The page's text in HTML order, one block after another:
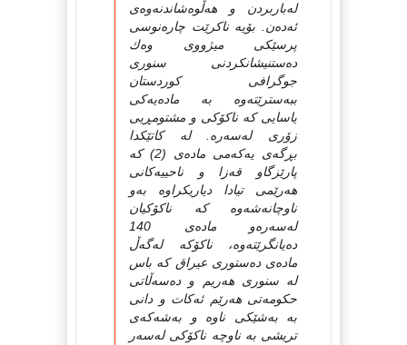
له‌باربردن و هه‌ڵوه‌شاندنه‌وه‌ی
ئه‌ده‌ن. بۆیه‌ ناكرێت چاره‌نوسی
پرسێكی میژووی وه‌ك
ده‌ستنیشانكردنی سنوری
جوگرافی كوردستان
ببه‌سترێته‌وه‌ به‌ ماده‌یه‌كی
یاسایی كه‌ ناكۆكی و مشتومڕیی
زۆری له‌سه‌ره‌. له‌ كاتێكدا
بڕگه‌ی یه‌كه‌می ماده‌ی (2) كه‌
پارێزگاو قه‌زا و ناحییه‌كانی
هه‌رێمی تیادا دیاریكراوه‌ به‌و
ناوچانه‌شه‌وه‌ كه‌ ناكۆكیان
له‌سه‌ره‌و ماده‌ی 140
ده‌یانگرێته‌وه‌، ناكۆكه‌ له‌گه‌ڵ
ماده‌ی ده‌ستوری عیراق كه‌ باس
له‌ سنوری هه‌ریم و ده‌سه‌ڵاتی
حكومه‌تی هه‌رێم ئه‌كات و دانی
به‌ به‌شێكی ناوه‌ و به‌شه‌كه‌ی
تریشی به‌ ناوچه‌ ناكۆكی له‌سه‌ر